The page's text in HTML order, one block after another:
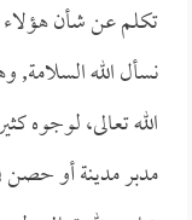
تكلم عن شأن هؤلاء
نسأل الله
الله تعالى، لوجوه
مدبر مدينة أو